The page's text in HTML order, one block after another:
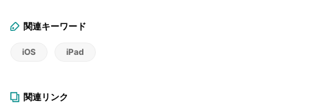
関連キーワード
iOS iPad
関連リンク